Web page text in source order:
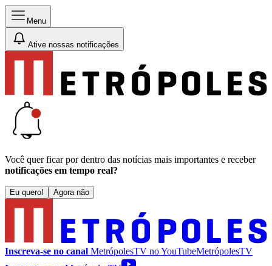
Menu
Ative nossas notificações
Você quer ficar por dentro das notícias mais importantes e receber
notificações em tempo real?
Eu quero! Agora não
Inscreva-se no canal MetrópolesTV noYouTubeMetrópolesTV